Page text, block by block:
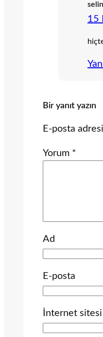
selin
15
Bir yanıt yazın
E-posta
Yorum *
Ad
E-posta
İnternet sitesi